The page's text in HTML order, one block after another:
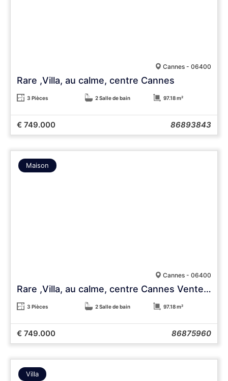
Cannes - 06400
Rare ,Villa, au calme, centre Cannes
3 Pièces 2 Salle de bain 97.18 m²
€ 749.000 86893843
Maison
Cannes - 06400
Rare ,Villa, au calme, centre Cannes Vente Urgente
3 Pièces 2 Salle de bain 97.18 m²
€ 749.000 86875960
Villa